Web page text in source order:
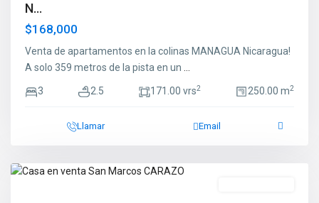
N...
$168,000
Venta de apartamentos en la colinas MANAGUA Nicaragua!
A solo 359 metros de la pista en un
3 2.5 171.00 vrs2 250.00 m2
Llamar Email